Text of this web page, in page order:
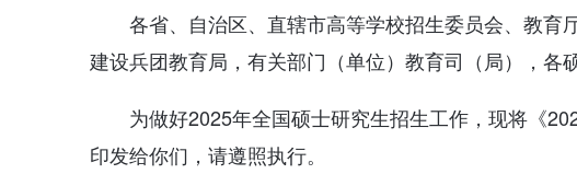
各省、自治区、直辖市高等学校招生委员会、教育
建设兵团教育局，有关部门（单位）教育司（局），各
为做好2025年全国硕士研究生招生工作，现将《
印发给你们，请遵照执行。